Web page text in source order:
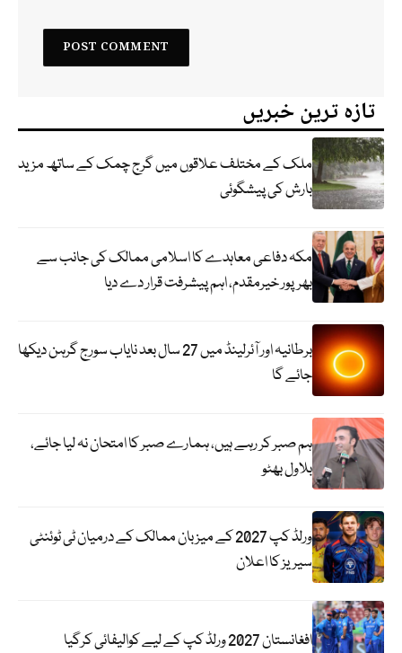
تازہ ترین خبریں
ملک کے مختلف علاقوں میں گرج چمک کے ساتھ مزید
بارش کی پیشگوئی
مکہ دفاعی معاہدے کا اسلامی ممالک کی جانب سے
بھرپور خیرمقدم، اہم پیشرفت قرار دے دیا
برطانیہ اور آئرلینڈ میں 27 سال بعد نایاب سورج گرہن دیکھا
جائے گا
ہم صبر کر رہے ہیں، ہمارے صبر کا امتحان نہ لیا جائے،
بلاول بھٹو
ورلڈ کپ 2027 کے میزبان ممالک کے درمیان ٹی ٹوئنٹی
سیریز کا اعلان
افغانستان 2027 ورلڈ کپ کے لیے کوالیفائی کرگیا